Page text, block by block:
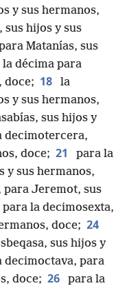
y sus hermanos,
sus hijos y sus
Matanías, sus
la décima para
doce; 18
la
y sus hermanos,
sus hijos y
decimotercera,
doce; 21
para la
y sus hermanos,
Jeremot, sus
para la decimosexta,
doce; 24
sus hijos y
decimoctava, para
doce; 26
para la